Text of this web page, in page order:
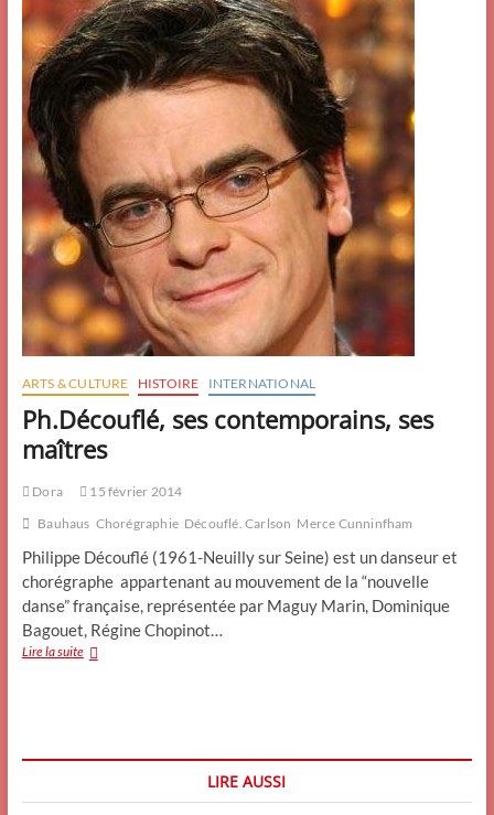
ARTS & CULTURE HISTOIRE INTERNATIONAL
Ph.Découflé, ses contemporains, ses
maîtres
Dora
15 février 2014
Bauhaus Chorégraphie Découflé. Carlson Merce Cunninfham
Philippe Découflé (1961-Neuilly sur Seine) est un danseur et
chorégraphe appartenant au mouvement de la “nouvelle
danse” française, représentée par Maguy Marin, Dominique
Bagouet, Régine Chopinot…
Lire la suitePh.Découflé,
LIRE AUSSI